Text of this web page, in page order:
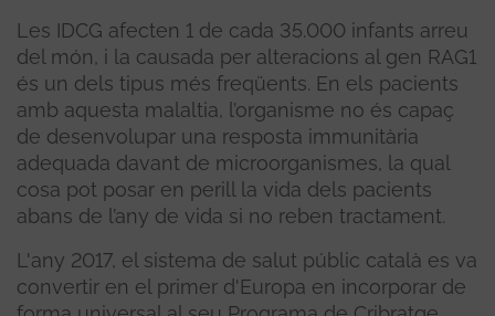
Les IDCG afecten 1 de cada 35.000 infants arreu
del món, i la causada per alteracions al gen RAG1
és un dels tipus més freqüents. En els pacients
amb aquesta malaltia, l’organisme no és capaç
de desenvolupar una resposta immunitària
adequada davant de microorganismes, la qual
cosa pot posar en perill la vida dels pacients
abans de l’any de vida si no reben tractament.
L'any 2017, el sistema de salut públic català es va
convertir en el primer d'Europa en incorporar de